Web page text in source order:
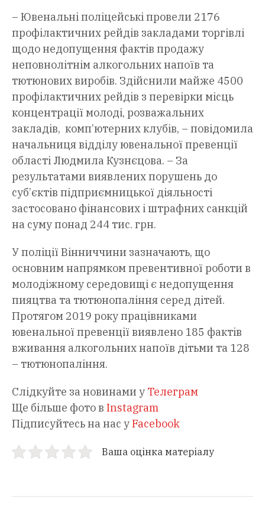
– Ювенальні поліцейські провели 2176
профілактичних рейдів закладами торгівлі
щодо недопущення фактів продажу
неповнолітнім алкогольних напоїв та
тютюнових виробів. Здійснили майже 4500
профілактичних рейдів з перевірки місць
концентрації молоді, розважальних
закладів, комп’ютерних клубів, – повідомила
начальниця відділу ювенальної превенції
області Людмила Кузнєцова. – За
результатами виявлених порушень до
суб’єктів підприємницької діяльності
застосовано фінансових і штрафних санкцій
на суму понад 244 тис. грн.
У поліції Вінниччини зазначають, що
основним напрямком превентивної роботи в
молодіжному середовищі є недопущення
пияцтва та тютюнопаління серед дітей.
Протягом 2019 року працівниками
ювенальної превенції виявлено 185 фактів
вживання алкогольних напоїв дітьми та 128
– тютюнопаління.
Слідкуйте за новинами у Телеграм
Ще більше фото в Instagram
Підписуйтесь на нас уFacebook
Ваша оцінка матеріалу